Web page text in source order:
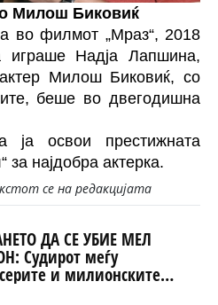
Милош Биковиќ
во филмот „Мраз“, 2018
играше Надја Лапшина,
Милош Биковиќ, со
беше во двегодишна
освои престижната
за најдобра актерка.
се на редакцијата
ДА СЕ УБИЕ МЕЛ
Судирот меѓу
и милионските
студија